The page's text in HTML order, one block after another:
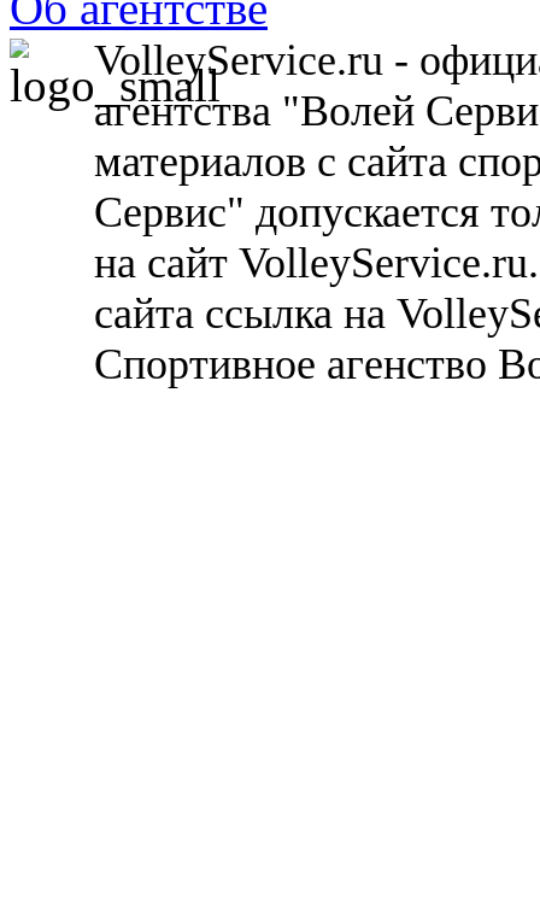
VolleyService.ru -
агентства "Волей
материалов с сайта
Сервис" допускается
на сайт
сайта ссылка на
Спортивное агенство